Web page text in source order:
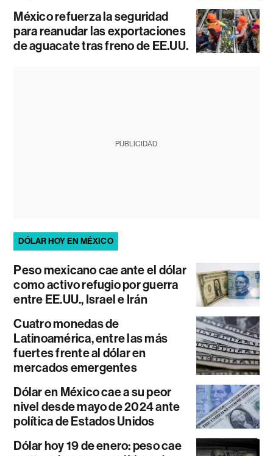
México refuerza la seguridad
para reanudar las exportaciones
de aguacate tras freno de EE.UU.
PUBLICIDAD
DÓLAR HOY EN MÉXICO
Peso mexicano cae ante el dólar
como activo refugio por guerra
entre EE.UU., Israel e Irán
Cuatro monedas de
Latinoamérica, entre las más
fuertes frente al dólar en
mercados emergentes
Dólar en México cae a su peor
nivel desde mayo de 2024 ante
política de Estados Unidos
Dólar hoy 19 de enero: peso cae